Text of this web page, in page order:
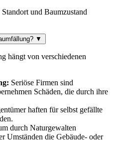
und Baumzustand
▼
hängt von verschiedenen
Seriöse Firmen sind
Schäden, die durch ihre
haften für selbst gefällte
durch Naturgewalten
Umständen die Gebäude- oder